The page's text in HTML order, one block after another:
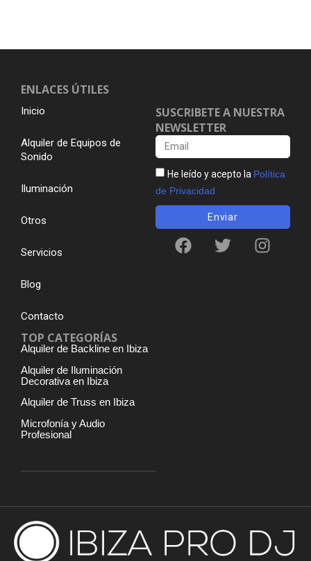
ENLACES ÚTILES
Inicio
Alquiler de Equipos de
Sonido
Iluminación
Otros
Servicios
Blog
Contacto
TOP CATEGORÍAS
Alquiler de Backline en Ibiza
Alquiler de Iluminación
Decorativa en Ibiza
Alquiler de Truss en Ibiza
Microfonía y Audio
Profesional
SUSCRIBETE A NUESTRA
NEWSLETTER
He leído y acepto la Política
de Privacidad
Enviar